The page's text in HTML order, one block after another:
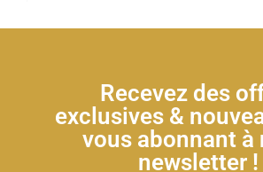
Recevez des
exclusives &
vous abonnant à
newsletter !